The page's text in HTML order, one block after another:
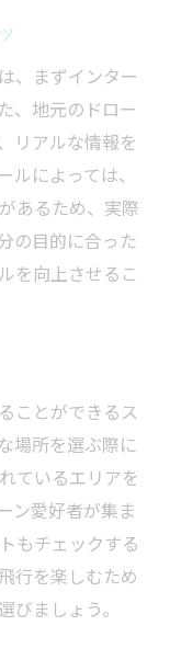
のポイント
金対策
金の活用術
のコツ
ール選び
る秘訣
ためのヒント
学習法
ル選択肢
させる秘訣
用の流れ
、まずインター
、地元のドロー
リアルな情報を
によっては、
あるため、実際
の目的に合った
を向上させるこ
ことができるス
場所を選ぶ際に
ているエリアを
ン愛好者が集ま
もチェックする
行を楽しむため
びましょう。